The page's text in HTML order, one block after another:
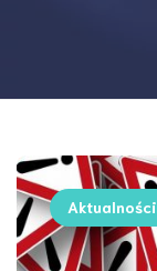
Aktualności